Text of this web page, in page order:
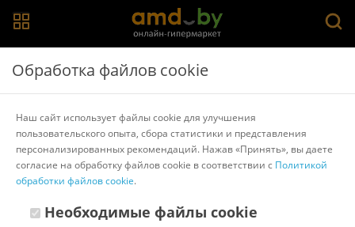
Главная > Каталог товаров
Косметика по уходу за волосами
> Ollin Professional
Ollin Professional BioNika Реконструктор
энергетическая 6x15 мл
Другие товары Ollin Professional
Обработка файлов cookie
Наш сайт использует файлы cookie для улучшения
пользовательского опыта, сбора статистики и представления
персонализированных рекомендаций. Нажав «Принять», вы даете
согласие на обработку файлов cookie в соответствии с Политикой
обработки файлов cookie.
Необходимые файлы cookie